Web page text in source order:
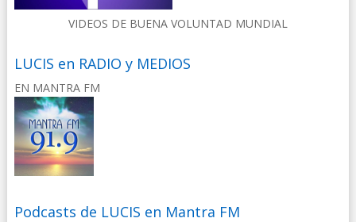
VIDEOS DE BUENA VOLUNTAD MUNDIAL
LUCIS en RADIO y MEDIOS
EN MANTRA FM
Podcasts de LUCIS en Mantra FM